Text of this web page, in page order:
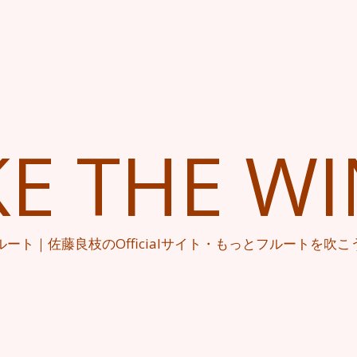
THE
ート｜佐藤良枝のOfficialサイト・もっとフルートを吹こ